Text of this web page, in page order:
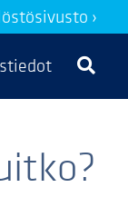
›